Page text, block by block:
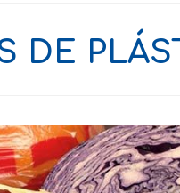
DE